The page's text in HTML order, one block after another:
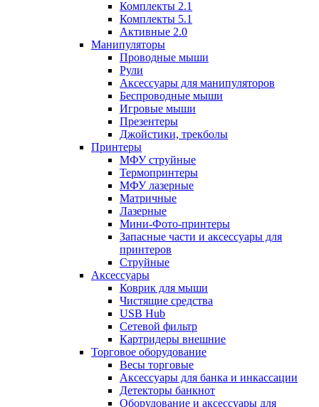
Комплекты 2.1
Комплекты 5.1
Активные 2.0
Манипуляторы
Проводные мыши
Рули
Аксессуары для манипуляторов
Беспроводные мыши
Игровые мыши
Презентеры
Джойстики, трекболы
Принтеры
МФУ струйные
Термопринтеры
МФУ лазерные
Матричные
Лазерные
Мини-Фото-принтеры
Запасные части и аксессуары для
принтеров
Струйные
Аксессуары
Коврик для мыши
Чистящие средства
USB Hub
Сетевой фильтр
Картридеры внешние
Торговое оборудование
Весы торговые
Аксессуары для банка и инкассации
Детекторы банкнот
Оборудование и аксессуары для